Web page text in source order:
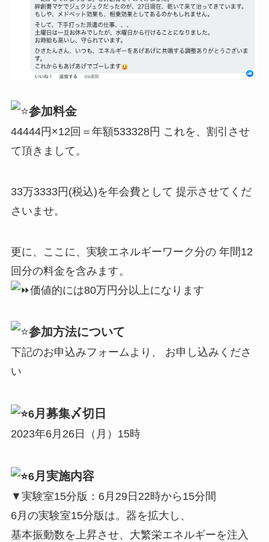
参加料金
44444円×12回＝年額533328円 これを、割引させ
て頂きまして。
33万3333円(税込)を年会費として 提示させてくだ
さいませ。
更に、ここに、実験エネルギーワーク分の 年間12
回分の料金を含みます。
価値的には80万円分以上になります
参加方法について
下記のお申込みフォームより、 お申し込みくださ
い
6月募集〆切日
2023年6月26日（月）15時
6月実施内容
▼実験室15分版：6月29日22時から15分間
6月の実験室15分版は。器を拡大し、
基本振動数を上昇させ、大繁栄エネルギーを注入